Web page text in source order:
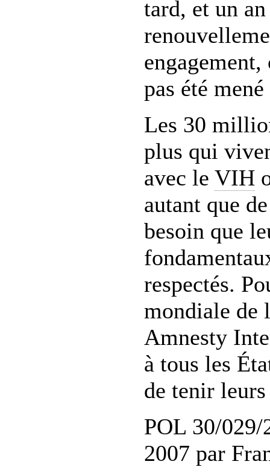
tard, et un
engagement,
pas été
Les 30
plus qui
avec le VIH
autant que
besoin que
respectés.
mondiale de
Amnesty
à tous les
de tenir
POL 30/029/
2007 par